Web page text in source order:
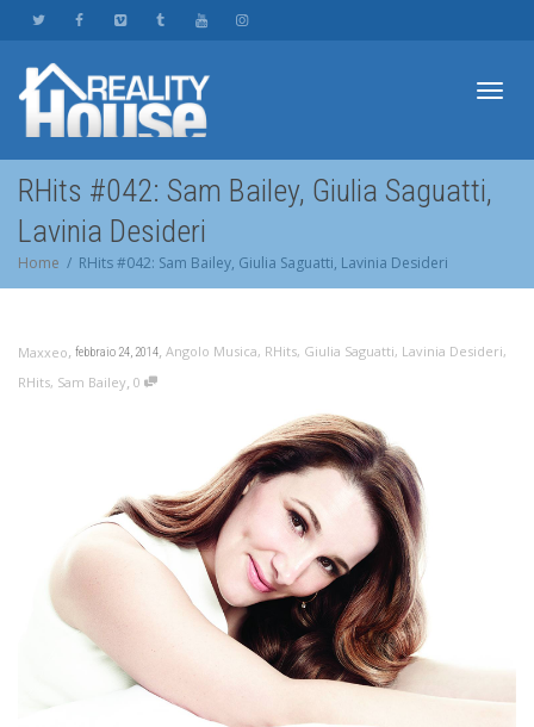
RHits #042: Sam Bailey, Giulia Saguatti,
Lavinia Desideri
Home RHits #042: Sam Bailey, Giulia Saguatti, Lavinia Desideri
Maxxeo, febbraio 24, 2014, Angolo Musica, RHits, Giulia Saguatti, Lavinia Desideri,
RHits, Sam Bailey, 0